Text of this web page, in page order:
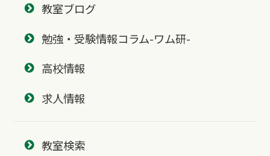
教室ブログ
勉強・受験情報コラム-ワム研-
高校情報
求人情報
教室検索